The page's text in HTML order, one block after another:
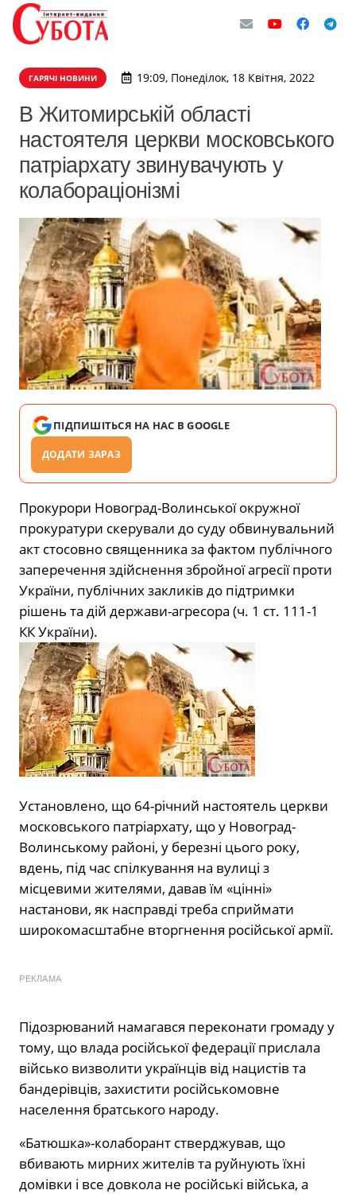
ГАРЯЧІ НОВИНИ 19:09, Понеділок, 18 Квітня, 2022
В Житомирській області
настоятеля церкви московського
патріархату звинувачують у
колабораціонізмі
ПІДПИШІТЬСЯ НА НАС В GOOGLE
ДОДАТИ ЗАРАЗ
Прокурори Новоград-Волинської окружної
прокуратури скерували до суду обвинувальний
акт стосовно священника за фактом публічного
заперечення здійснення збройної агресії проти
України, публічних закликів до підтримки
рішень та дій держави-агресора (ч. 1 ст. 111-1
КК України).
Установлено, що 64-річний настоятель церкви
московського патріархату, що у Новоград-
Волинському районі, у березні цього року,
вдень, під час спілкування на вулиці з
місцевими жителями, давав їм «цінні»
настанови, як насправді треба сприймати
широкомасштабне вторгнення російської армії.
РЕКЛАМА
Підозрюваний намагався переконати громаду у
тому, що влада російської федерації прислала
військо визволити українців від нацистів та
бандерівців, захистити російськомовне
населення братського народу.
«Батюшка»-колаборант стверджував, що
вбивають мирних жителів та руйнують їхні
домівки і все довкола не російські війська, а